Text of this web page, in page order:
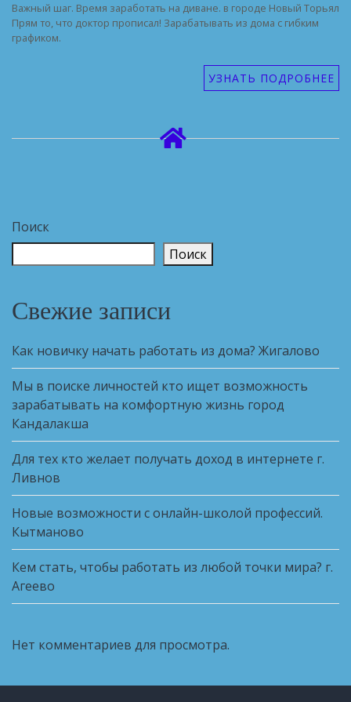
Важный шаг. Время заработать на диване. в городе Новый Торьял
Прям то, что доктор прописал! Зарабатывать из дома с гибким
графиком.
УЗНАТЬ ПОДРОБНЕЕ
Поиск
Поиск
Свежие записи
Как новичку начать работать из дома? Жигалово
Мы в поиске личностей кто ищет возможность
зарабатывать на комфортную жизнь город
Кандалакша
Для тех кто желает получать доход в интернете г.
Ливнов
Новые возможности с онлайн-школой профессий.
Кытманово
Кем стать, чтобы работать из любой точки мира? г.
Агеево
Нет комментариев для просмотра.